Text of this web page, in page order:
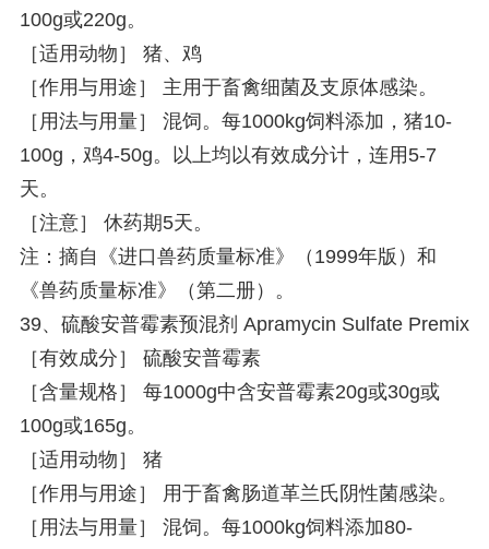
100g或220g。
［适用动物］ 猪、鸡
［作用与用途］ 主用于畜禽细菌及支原体感染。
［用法与用量］ 混饲。每1000kg饲料添加，猪10-
100g，鸡4-50g。以上均以有效成分计，连用5-7
天。
［注意］ 休药期5天。
注：摘自《进口兽药质量标准》（1999年版）和
《兽药质量标准》（第二册）。
39、硫酸安普霉素预混剂 Apramycin Sulfate Premix
［有效成分］ 硫酸安普霉素
［含量规格］ 每1000g中含安普霉素20g或30g或
100g或165g。
［适用动物］ 猪
［作用与用途］ 用于畜禽肠道革兰氏阴性菌感染。
［用法与用量］ 混饲。每1000kg饲料添加80-